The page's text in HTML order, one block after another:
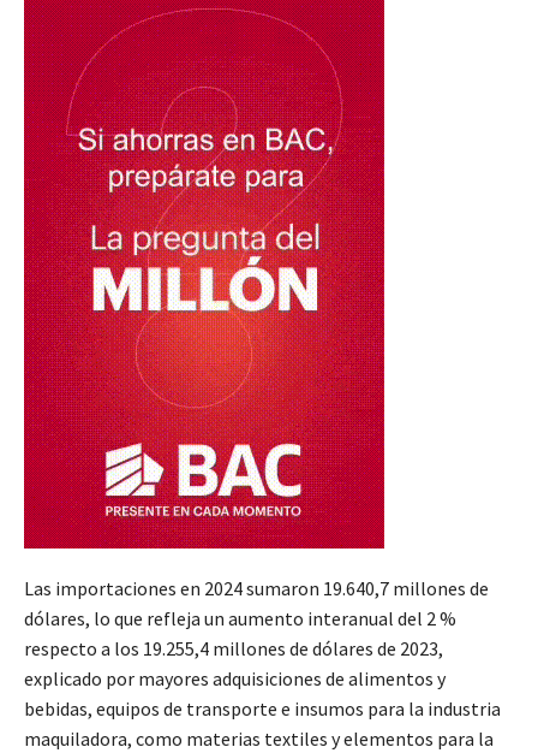
Las importaciones en 2024 sumaron 19.640,7 millones de
dólares, lo que refleja un aumento interanual del 2 %
respecto a los 19.255,4 millones de dólares de 2023,
explicado por mayores adquisiciones de alimentos y
bebidas, equipos de transporte e insumos para la industria
maquiladora, como materias textiles y elementos para la